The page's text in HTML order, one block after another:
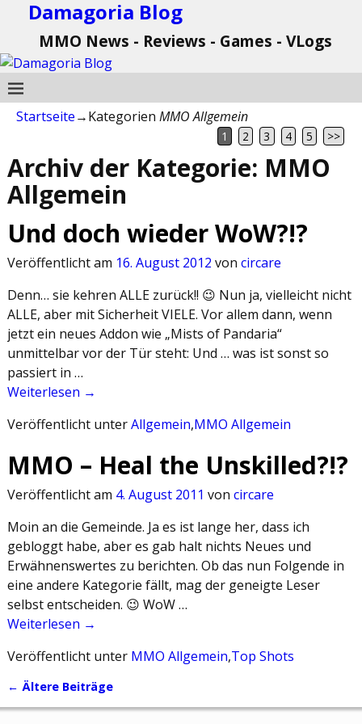
Damagoria Blog
MMO News - Reviews - Games - VLogs
Startseite→Kategorien MMO Allgemein
1 2 3 4 5 >>
Archiv der Kategorie: MMO
Allgemein
Und doch wieder WoW?!?
Veröffentlicht am 16. August 2012 von circare
Denn… sie kehren ALLE zurück!! 😉 Nun ja, vielleicht nicht
ALLE, aber mit Sicherheit VIELE. Vor allem dann, wenn
jetzt ein neues Addon wie „Mists of Pandaria“
unmittelbar vor der Tür steht: Und … was ist sonst so
passiert in …
Weiterlesen →
Veröffentlicht unterAllgemein,MMO Allgemein
MMO – Heal the Unskilled?!?
Veröffentlicht am 4. August 2011 von circare
Moin an die Gemeinde. Ja es ist lange her, dass ich
gebloggt habe, aber es gab halt nichts Neues und
Erwähnenswertes zu berichten. Ob das nun Folgende in
eine andere Kategorie fällt, mag der geneigte Leser
selbst entscheiden. 😉 WoW …
Weiterlesen →
Veröffentlicht unter MMO Allgemein,Top Shots
Artikelnavigation
← Ältere Beiträge